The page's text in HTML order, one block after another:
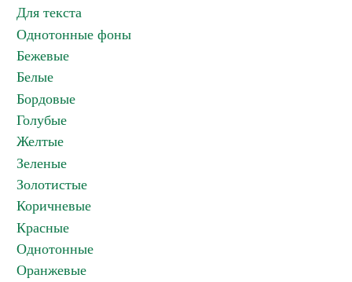
Для текста
Однотонные фоны
Бежевые
Белые
Бордовые
Голубые
Желтые
Зеленые
Золотистые
Коричневые
Красные
Однотонные
Оранжевые